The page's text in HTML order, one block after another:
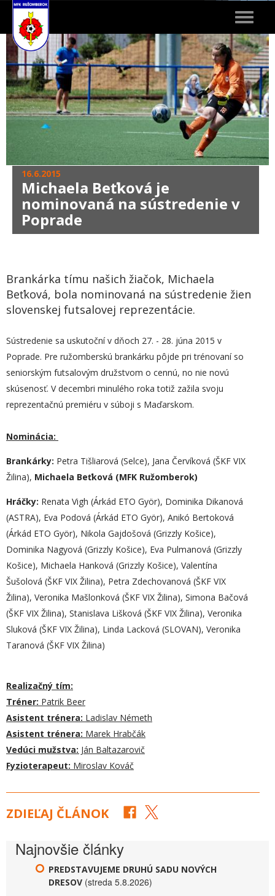
Toggle
16.6.2015
Michaela Beťková je
nominovaná na sústredenie v
Poprade
Brankárka tímu našich žiačok, Michaela
Beťková, bola nominovaná na sústredenie žien
slovenskej futsalovej reprezentácie.
Sústredenie sa uskutoční v dňoch 27. - 28. júna 2015 v
Poprade. Pre ružomberskú brankárku pôjde pri trénovaní so
seniorským futsalovým družstvom o cennú, no nie novú
skúsenosť. V decembri minulého roka totiž zažila svoju
reprezentačnú premiéru v súboji s Maďarskom.
Nominácia:
Brankárky: Petra Tišliarová (Selce), Jana Červíková (ŠKF VIX
Žilina), Michaela Beťková (MFK Ružomberok)
Hráčky: Renata Vigh (Árkád ETO Györ), Dominika Dikanová
(ASTRA), Eva Podová (Árkád ETO Györ), Anikó Bertoková
(Árkád ETO Györ), Nikola Gajdošová (Grizzly Košice),
Dominika Nagyová (Grizzly Košice), Eva Pulmanová (Grizzly
Košice), Michaela Hanková (Grizzly Košice), Valentína
Šušolová (ŠKF VIX Žilina), Petra Zdechovanová (ŠKF VIX
Žilina), Veronika Mašlonková (ŠKF VIX Žilina), Simona Bačová
(ŠKF VIX Žilina), Stanislava Lišková (ŠKF VIX Žilina), Veronika
Sluková (ŠKF VIX Žilina), Linda Lacková (SLOVAN), Veronika
Taranová (ŠKF VIX Žilina)
Realizačný tím:
Tréner: Patrik Beer
Asistent trénera: Ladislav Németh
Asistent trénera: Marek Hrabčák
Vedúci mužstva: Ján Baltazarovič
Fyzioterapeut: Miroslav Kováč
ZDIEĽAJ ČLÁNOK
Najnovšie články
PREDSTAVUJEME DRUHÚ SADU NOVÝCH
DRESOV (streda 5.8.2026)